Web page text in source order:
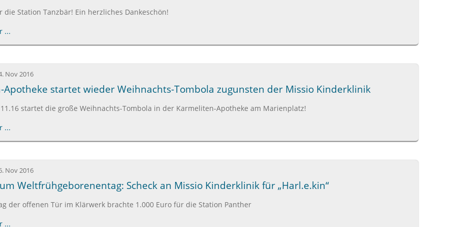
die Station Tanzbär! Ein herzliches Dankeschön!
...
Nov 2016
startet wieder Weihnachts-Tombola zugunsten der Missio Kinderklinik
startet die große Weihnachts-Tombola in der Karmeliten-Apotheke am Marienplatz!
...
Nov 2016
Weltfrühgeborenentag: Scheck an Missio Kinderklinik für „Harl.e.kin“
der offenen Tür im Klärwerk brachte 1.000 Euro für die Station Panther
...